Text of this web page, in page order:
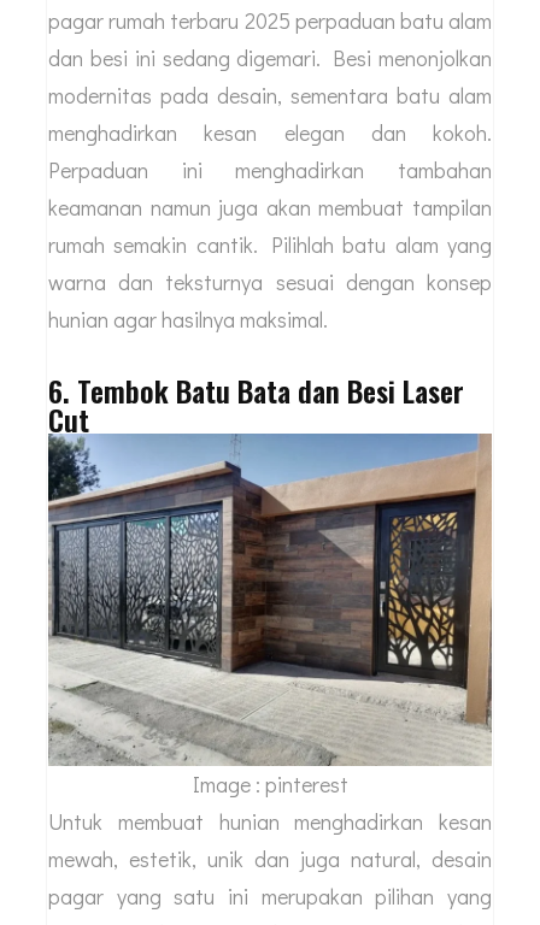
pagar rumah terbaru 2025 perpaduan batu alam
dan besi ini sedang digemari. Besi menonjolkan
modernitas pada desain, sementara batu alam
menghadirkan kesan elegan dan kokoh.
Perpaduan ini menghadirkan tambahan
keamanan namun juga akan membuat tampilan
rumah semakin cantik. Pilihlah batu alam yang
warna dan teksturnya sesuai dengan konsep
hunian agar hasilnya maksimal.
6. Tembok Batu Bata dan Besi Laser
Cut
Image : pinterest
Untuk membuat hunian menghadirkan kesan
mewah, estetik, unik dan juga natural, desain
pagar yang satu ini merupakan pilihan yang